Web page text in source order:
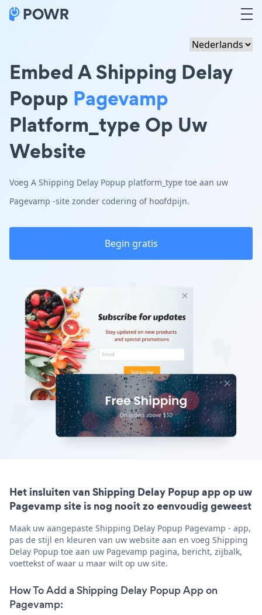
Embed A Shipping Delay
Popup Pagevamp
Platform_type Op Uw
Website
Voeg A Shipping Delay Popup platform_type toe aan uw
Pagevamp -site zonder codering of hoofdpijn.
Begin gratis
Het insluiten van Shipping Delay Popup app op uw
Pagevamp site is nog nooit zo eenvoudig geweest
Maak uw aangepaste Shipping Delay Popup Pagevamp - app,
pas de stijl en kleuren van uw website aan en voeg Shipping
Delay Popup toe aan uw Pagevamp pagina, bericht, zijbalk,
voettekst of waar u maar wilt op uw site.
How To Add a Shipping Delay Popup App on
Pagevamp: